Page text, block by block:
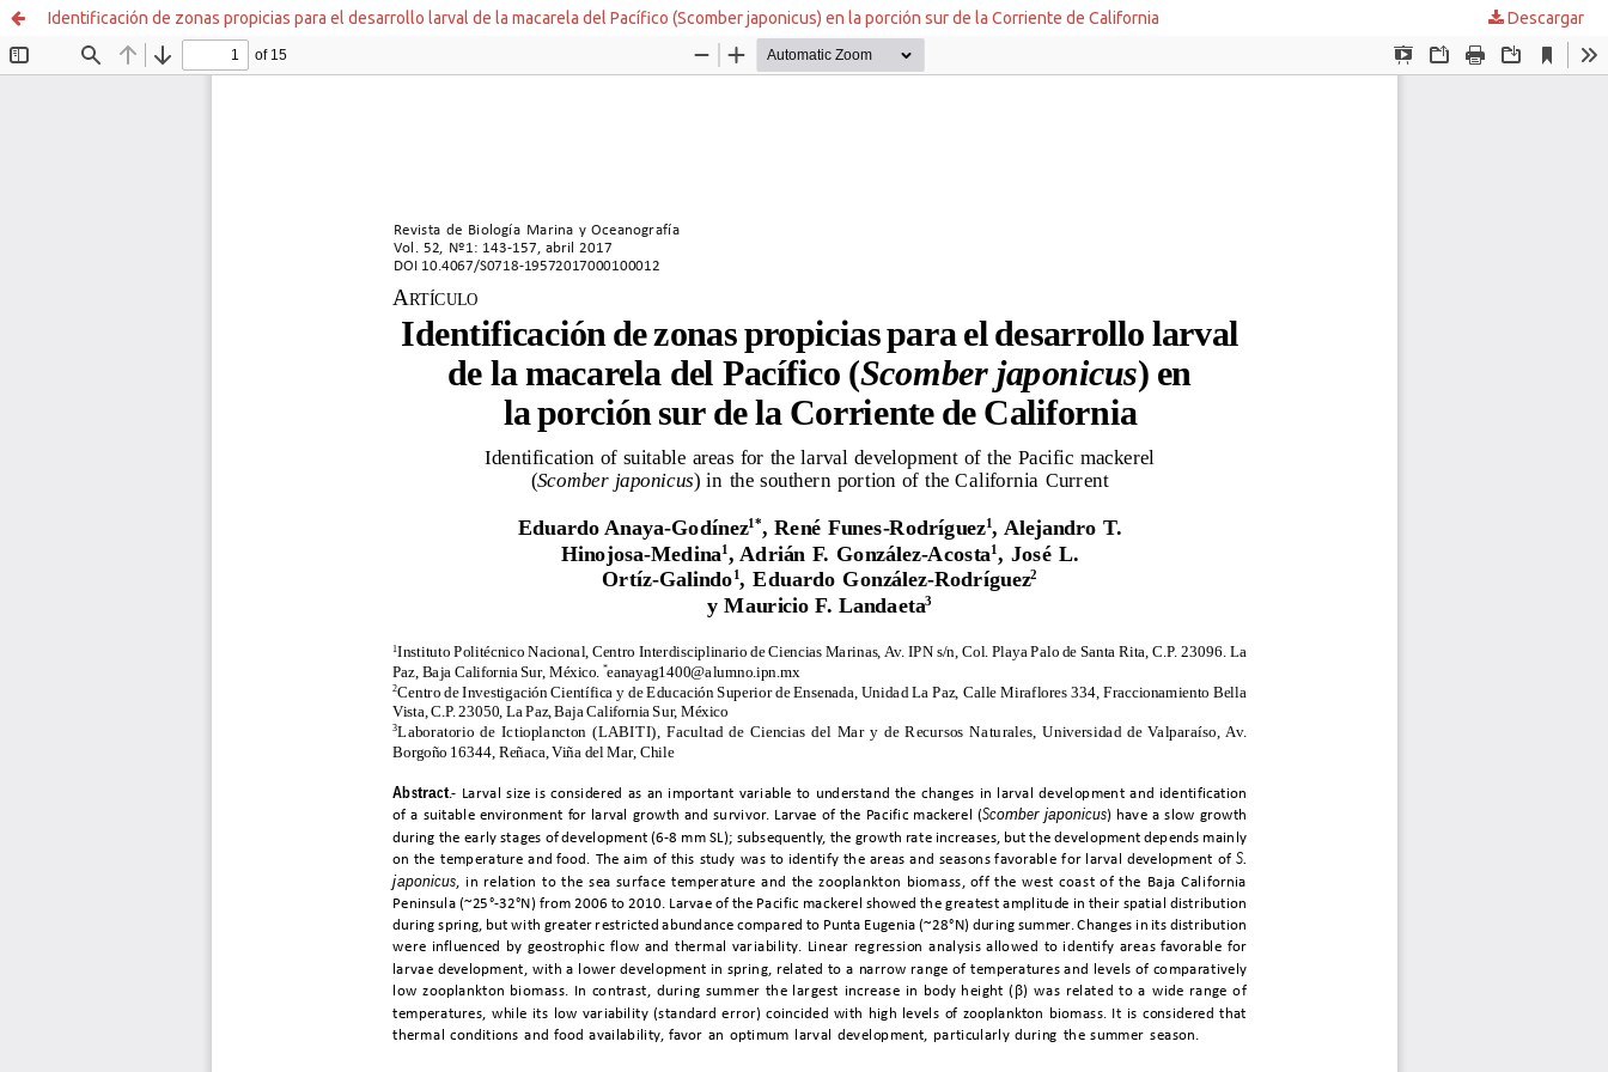
Identificación de zonas propicias para el desarrollo larval de la macarela del Pacífico (Scomber japonicus) en la porción sur de la Corriente de California Descargar